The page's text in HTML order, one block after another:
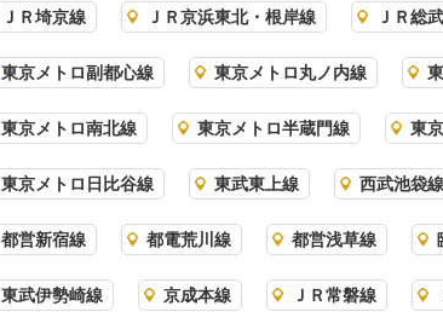
ＪＲ埼京線 ＪＲ京浜東北・根岸線 ＪＲ総
東京メトロ副都心線 東京メトロ丸ノ内線
東京メトロ南北線 東京メトロ半蔵門線 東
東京メトロ日比谷線 東武東上線 西武池袋線
都営新宿線 都電荒川線 都営浅草線
東武伊勢崎線 京成本線 ＪＲ常磐線